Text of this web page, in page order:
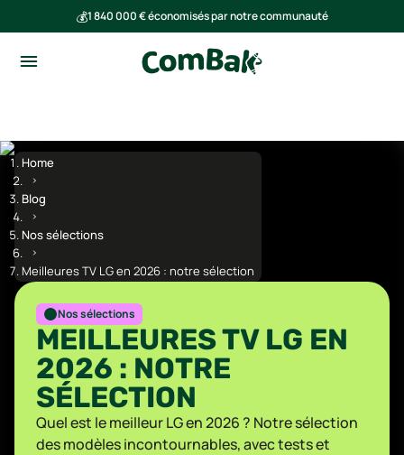
💰1 840 000 € économisés par notre communauté
Home
Blog
Nos sélections
Meilleures TV LG en 2026 : notre sélection
Nos sélections
MEILLEURES TV LG EN
2026 : NOTRE
SÉLECTION
Quel est le meilleur LG en 2026 ? Notre sélection
des modèles incontournables, avec tests et